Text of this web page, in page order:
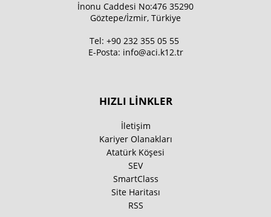
İnonu Caddesi No:476 35290
Göztepe/İzmir, Türkiye
Tel: +90 232 355 05 55
E-Posta: info@aci.k12.tr
HIZLI LİNKLER
İletişim
Kariyer Olanakları
Atatürk Köşesi
SEV
SmartClass
Site Haritası
RSS